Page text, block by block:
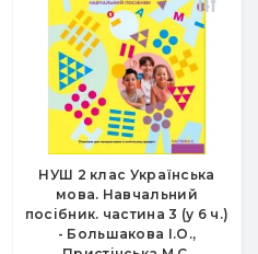
НУШ 2 клас Українська
мова. Навчальний
посібник. частина 3 (у 6 ч.)
- Большакова І.О.,